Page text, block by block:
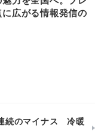
広がる情報発信の
続のマイナス 冷暖